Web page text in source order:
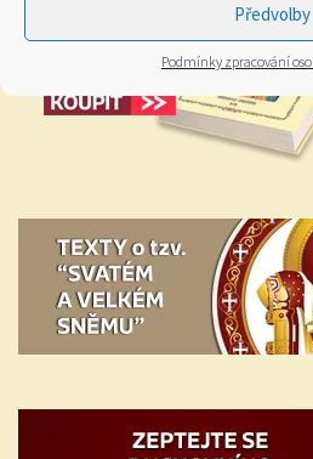
Předvolby
Podmínky zpracování